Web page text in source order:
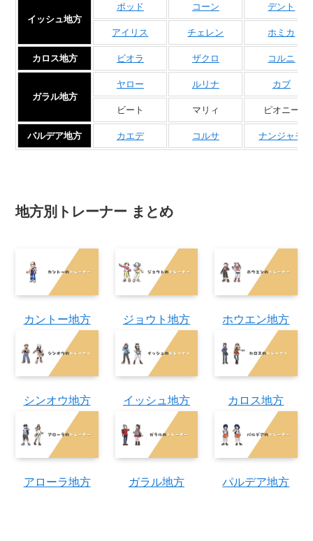
イッシュ地方
ポッド コーン デント
アイリス チェレン ホミカ
カロス地方 ビオラ ザクロ コルニ
ガラル地方
ヤロー ルリナ カブ
ビート マリィ ピオニー
パルデア地方 カエデ コルサ ナンジャモ
地方別トレーナー まとめ
カントー地方 ジョウト地方 ホウエン地方
シンオウ地方 イッシュ地方 カロス地方
アローラ地方 ガラル地方 パルデア地方